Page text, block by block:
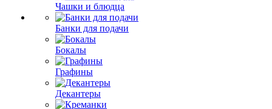
Чашки и блюдца
Банки для подачи
Бокалы
Графины
Декантеры